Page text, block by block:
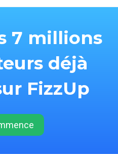
7 millions
déjà
FizzUp